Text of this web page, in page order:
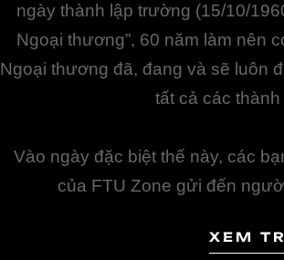
ngày thành lập trường (15/10/
Ngoại thương”, 60 năm làm nên
Ngoại thương đã, đang và sẽ luôn
tất cả các
Vào ngày đặc biệt thế này, các
của FTU Zone gửi đến
XEM